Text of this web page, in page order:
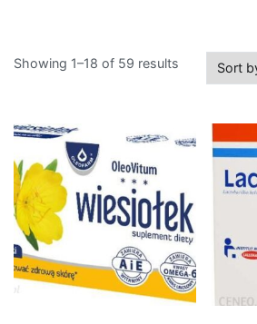
Showing 1–18 of 59 results